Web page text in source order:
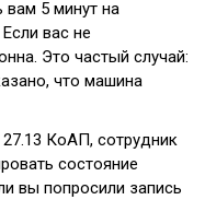
вам 5 минут на
вас не
Это частый случай:
что машина
27.13 КоАП, сотрудник
состояние
вы попросили запись